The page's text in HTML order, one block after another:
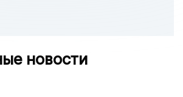
новости